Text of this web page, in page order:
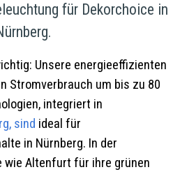
für Dekorchoice in
Unsere energieeffizienten
Stromverbrauch um bis zu 80
integriert in
, sind ideal für
in Nürnberg. In der
wie Altenfurt für ihre grünen